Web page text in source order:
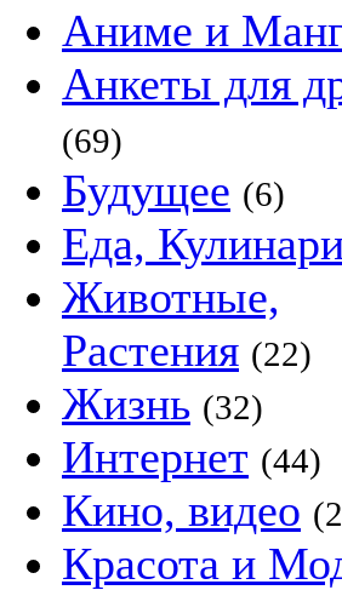
Аниме и
Анкеты для
(69)
Будущее (6)
Еда,
Животные,
Растения (22)
Жизнь (32)
Интернет (44)
Кино, видео
Красота и